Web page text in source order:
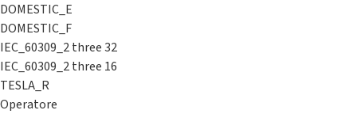
DOMESTIC_E
DOMESTIC_F
IEC_60309_2 three 32
IEC_60309_2 three 16
TESLA_R
Operatore